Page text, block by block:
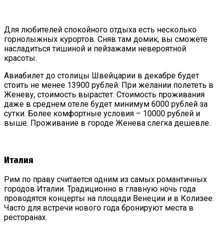
Для любителей спокойного отдыха есть несколько
горнолыжных курортов. Сняв там домик, вы сможете
насладиться тишиной и пейзажами невероятной
красоты.
Авиабилет до столицы Швейцарии в декабре будет
стоить не менее 13900 рублей. При желании полететь в
Женеву, стоимость вырастет. Стоимость проживания
даже в среднем отеле будет минимум 6000 рублей за
сутки. Более комфортные условия – 10000 рублей и
выше. Проживание в городе Женева слегка дешевле.
Италия
Рим по праву считается одним из самых романтичных
городов Италии. Традиционно в главную ночь года
проводятся концерты на площади Венеции и в Колизее.
Часто для встречи нового года бронируют места в
ресторанах.